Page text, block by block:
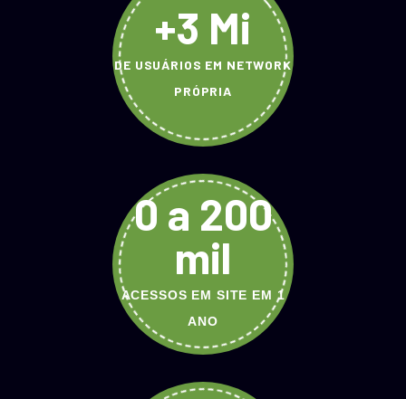
+3 Mi
DE USUÁRIOS EM NETWORK
PRÓPRIA
0 a 200
mil
ACESSOS EM SITE EM 1
ANO